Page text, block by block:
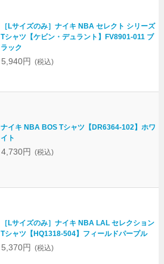
［Lサイズのみ］ナイキ NBA セレクト シリーズ
Tシャツ【ケビン・デュラント】FV8901-011 ブ
ラック
5,940円 (税込)
ナイキ NBA BOS Tシャツ【DR6364-102】ホワ
イト
4,730円 (税込)
［Lサイズのみ］ナイキ NBA LAL セレクション
Tシャツ【HQ1318-504】フィールドパープル
5,370円 (税込)